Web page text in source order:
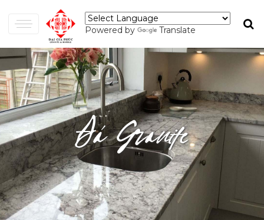
Powered by Translate
Đá Granite